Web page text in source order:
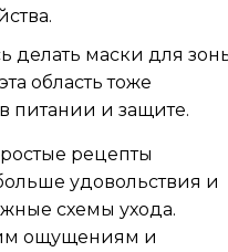
делать маски для
область тоже
питании и защите.
рецепты
удовольствия и
схемы ухода.
ощущениям и